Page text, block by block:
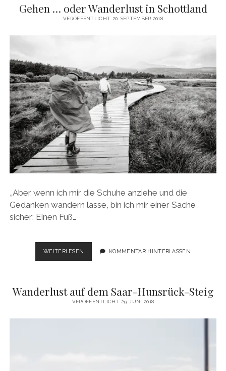
Gehen … oder Wanderlust in Schottland
VERÖFFENTLICHT 20. SEPTEMBER 2018
„Aber wenn ich mir die Schuhe anziehe und die
Gedanken wandern lasse, bin ich mir einer Sache
sicher: Einen Fuß…
WEITERLESEN GEHEN
…
IN
SCHOTTLAND
KOMMENTAR HINTERLASSEN
Wanderlust auf dem Saar-Hunsrück-Steig
VERÖFFENTLICHT 29. JUNI 2018